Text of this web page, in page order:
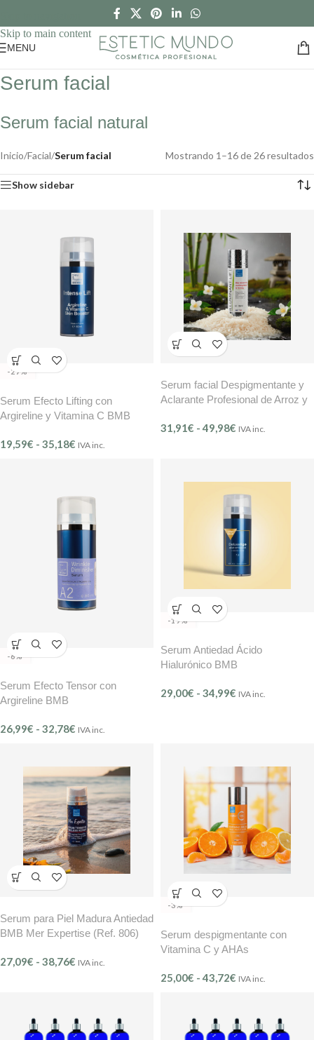
Skip to main content
MENU
Serum facial
Serum facial natural
Inicio/Facial/Serum facial Mostrando 1–16 de 26 resultados
Show sidebar
-27%
Serum Efecto Lifting con
Argireline y Vitamina C BMB
19,59€ - 35,18€ IVA inc.
Serum facial Despigmentante y
Aclarante Profesional de Arroz y
– Illuminant Lift (Ref. 406) BMB
31,91€ - 49,98€ IVA inc.
-6%
Serum Efecto Tensor con
Argireline BMB
26,99€ - 32,78€ IVA inc.
-19%
Serum Antiedad Ácido
Hialurónico BMB
29,00€ - 34,99€ IVA inc.
Serum para Piel Madura Antiedad
BMB Mer Expertise (Ref. 806)
27,09€ - 38,76€ IVA inc.
-3%
Serum despigmentante con
Vitamina C y AHAs
25,00€ - 43,72€ IVA inc.